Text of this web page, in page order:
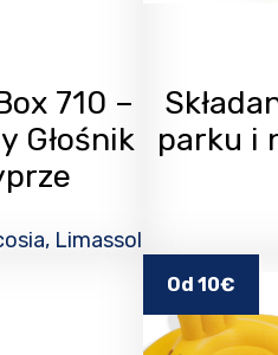
710 –
Głośnik
Limassol
parku i
Od 10€